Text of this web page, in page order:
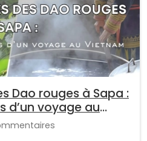
Dao rouges à Sapa :
d’un voyage au